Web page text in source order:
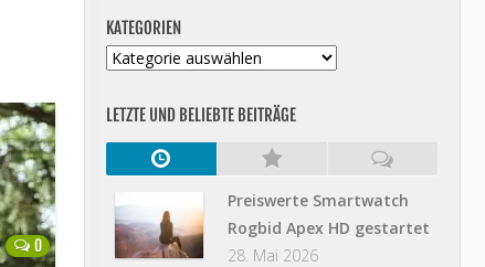
0
KATEGORIEN
Kategorien
LETZTE UND BELIEBTE BEITRÄGE
Preiswerte Smartwatch
Rogbid Apex HD gestartet
28. Mai 2026